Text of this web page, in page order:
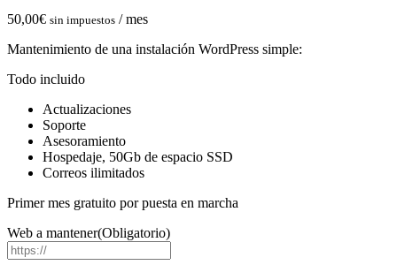
50,00€ sin impuestos / mes
Mantenimiento de una instalación WordPress simple:
Todo incluido
Actualizaciones
Soporte
Asesoramiento
Hospedaje, 50Gb de espacio SSD
Correos ilimitados
Primer mes gratuito por puesta en marcha
Web a mantener(Obligatorio)